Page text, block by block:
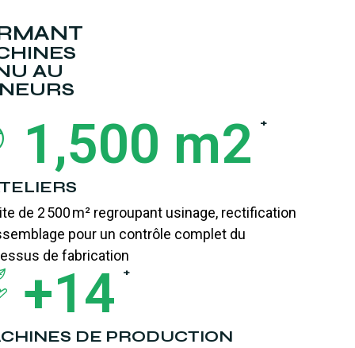
AU
1,500 m2 +
de 2 500 m² regroupant usinage, rectification
pour un contrôle complet du
de fabrication
+14 +
DE PRODUCTION